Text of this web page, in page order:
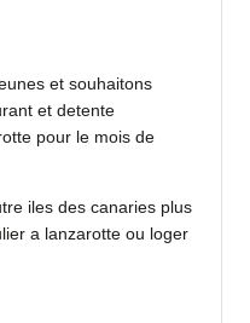
et souhaitons
et detente
pour le mois de
iles des canaries plus
a lanzarotte ou loger